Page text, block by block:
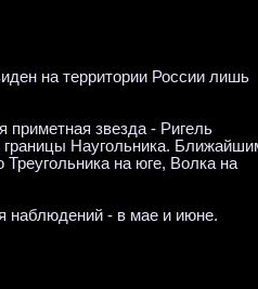
на территории России лишь
приметная звезда - Ригель
границы Наугольника.
на юге, Волка на
наблюдений - в мае и июне.